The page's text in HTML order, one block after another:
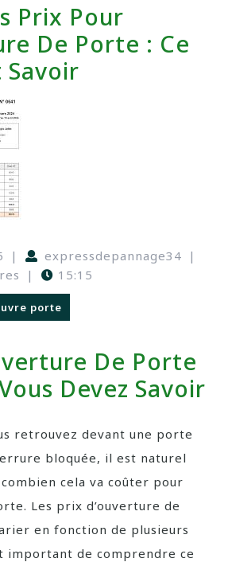
Prix Pour
De Porte : Ce
Savoir
| expressdepannage34 |
| 15:15
porte
De Porte
Devez Savoir
retrouvez devant une porte
bloquée, il est naturel
cela va coûter pour
Les prix d’ouverture de
en fonction de plusieurs
important de comprendre ce